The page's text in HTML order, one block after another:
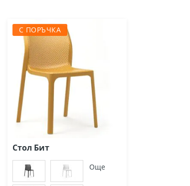
С ПОРЪЧКА
Стол Бит
Още